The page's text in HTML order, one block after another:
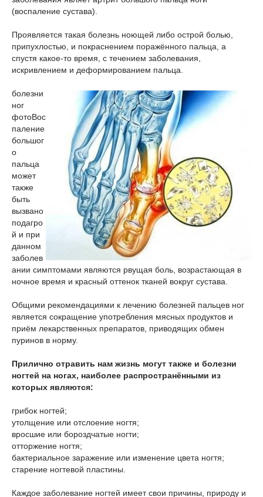
(воспаление сустава).
Проявляется такая болезнь ноющей либо острой болью,
припухлостью, и покраснением поражённого пальца, а
спустя какое-то время, с течением заболевания,
искривлением и деформированием пальца.
болезни
ног
фотоВос
паление
большог
о
пальца
может
также
быть
вызвано
подагро
й и при
данном
заболев
ании симптомами являются рвущая боль, возрастающая в
ночное время и красный оттенок тканей вокруг сустава.
Общими рекомендациями к лечению болезней пальцев ног
является сокращение употребления мясных продуктов и
приём лекарственных препаратов, приводящих обмен
пуринов в норму.
Прилично отравить нам жизнь могут также и болезни
ногтей на ногах, наиболее распространёнными из
которых являются:
грибок ногтей;
утолщение или отслоение ногтя;
вросшие или бороздчатые ногти;
отторжение ногтя;
бактериальное заражение или изменение цвета ногтя;
старение ногтевой пластины.
Каждое заболевание ногтей имеет свои причины, природу и